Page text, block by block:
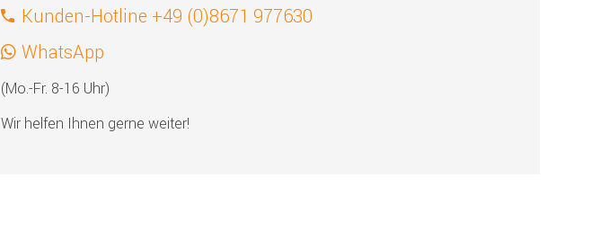
Kunden-Hotline +49 (0)8671 977630
WhatsApp
(Mo.-Fr. 8-16 Uhr)
Wir helfen Ihnen gerne weiter!